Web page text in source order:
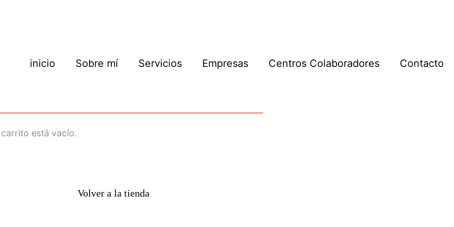
inicio Sobre mí Servicios Empresas Centros Colaboradores Contacto
carrito está vacío.
Volver a la tienda